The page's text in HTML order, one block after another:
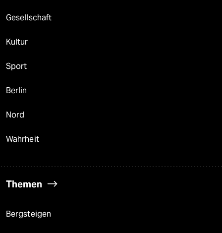
Gesellschaft
Kultur
Sport
Berlin
Nord
Wahrheit
Themen
Bergsteigen